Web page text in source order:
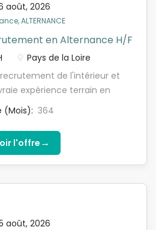
août, 2026
ALTERNANCE
en Alternance H/F
Pays de la Loire
de l'intérieur et
expérience terrain en
un Consultant en
(H/F) pour renforcer
de Blain. Aquila RH est un
dans le recrutement
intervenant sur des métiers
organisé autour d'un
(Mois): 364
l'offre →
août, 2026